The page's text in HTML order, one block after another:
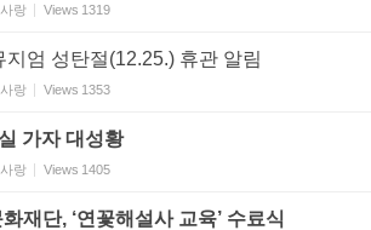
랑 Views 1319
엄 성탄절(12.25.) 휴관 알림
랑 Views 1353
가자 대성황
랑 Views 1405
재단, ‘연꽃해설사 교육’ 수료식